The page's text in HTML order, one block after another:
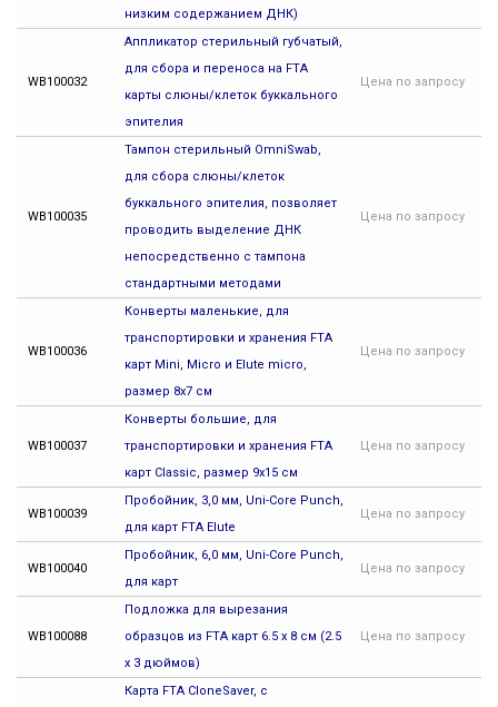
низким содержанием ДНК)
WB100032
Аппликатор стерильный губчатый,
для сбора и переноса на FTA
карты слюны/клеток буккального
эпителия
Цена по запросу
WB100035
Тампон стерильный OmniSwab,
для сбора слюны/клеток
буккального эпителия, позволяет
проводить выделение ДНК
непосредственно с тампона
стандартными методами
Цена по запросу
WB100036
Конверты маленькие, для
транспортировки и хранения FTA
карт Mini, Micro и Elute micro,
размер 8х7 см
Цена по запросу
WB100037
Конверты большие, для
транспортировки и хранения FTA
карт Classic, размер 9х15 см
Цена по запросу
WB100039
Пробойник, 3,0 мм, Uni-Core Punch,
для карт FTA Elute
Цена по запросу
WB100040
Пробойник, 6,0 мм, Uni-Core Punch,
для карт
Цена по запросу
WB100088
Подложка для вырезания
образцов из FTA карт 6.5 x 8 см (2.5
x 3 дюймов)
Цена по запросу
Карта FTA CloneSaver, с